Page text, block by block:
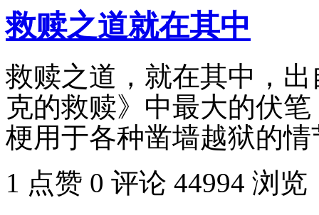
救赎之道就在其中
救赎之道，就在其中，
克的救赎》中最大的伏
梗用于各种凿墙越狱的情
1 点赞 0 评论 44994 浏览